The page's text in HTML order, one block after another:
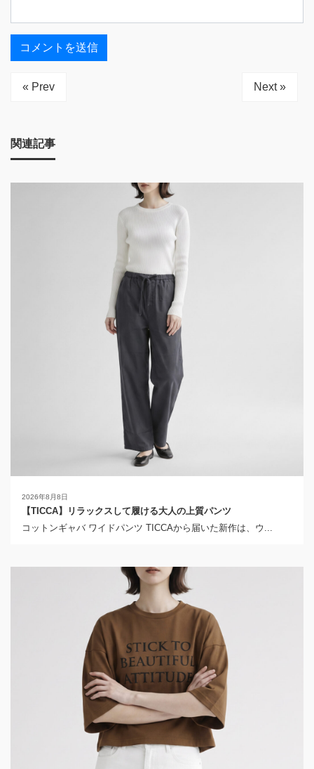
« Prev Next »
関連記事
2026年8月8日
【TICCA】リラックスして履ける大人の上質パンツ
コットンギャバ ワイドパンツ TICCAから届いた新作は、ウ...